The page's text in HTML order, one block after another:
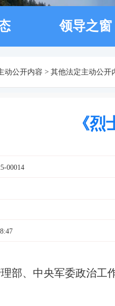
领导之窗
动公开内容 > 其他法定主动公开
《
00014
部、中央军委政治工